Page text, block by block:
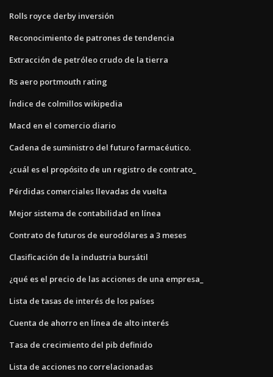
Rolls royce derby inversión
Reconocimiento de patrones de tendencia
Extracción de petróleo crudo de la tierra
Rs aero portmouth rating
Índice de colmillos wikipedia
Macd en el comercio diario
Cadena de suministro del futuro farmacéutico.
¿cuál es el propósito de un registro de contrato_
Pérdidas comerciales llevadas de vuelta
Mejor sistema de contabilidad en línea
Contrato de futuros de eurodólares a 3 meses
Clasificación de la industria bursátil
¿qué es el precio de las acciones de una empresa_
Lista de tasas de interés de los países
Cuenta de ahorro en línea de alto interés
Tasa de crecimiento del pib definido
Lista de acciones no correlacionadas